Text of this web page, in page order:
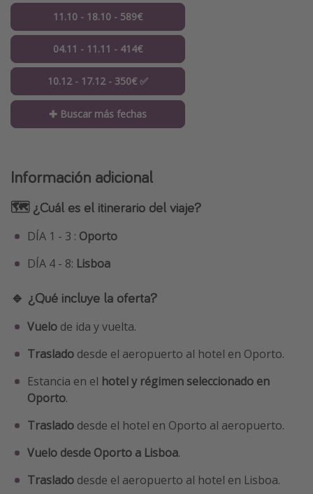
11.10 - 18.10 - 589€
04.11 - 11.11 - 414€
10.12 - 17.12 - 350€ ✅
✚ Buscar más fechas
Información adicional
🗺 ¿Cuál es el itinerario del viaje?
DÍA 1 - 3 : Oporto
DÍA 4 - 8: Lisboa
🔹 ¿Qué incluye la oferta?
Vuelo de ida y vuelta.
Traslado desde el aeropuerto al hotel en Oporto.
Estancia en el hotel y régimen seleccionado en
Oporto.
Traslado desde el hotel en Oporto al aeropuerto.
Vuelo desde Oporto a Lisboa.
Traslado desde el aeropuerto al hotel en Lisboa.